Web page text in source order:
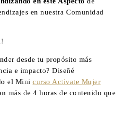
en nuestra Comunidad
desde tu propósito más
e impacto? Diseñé
el Mini curso Actívate Mujer
más de 4 horas de contenido que